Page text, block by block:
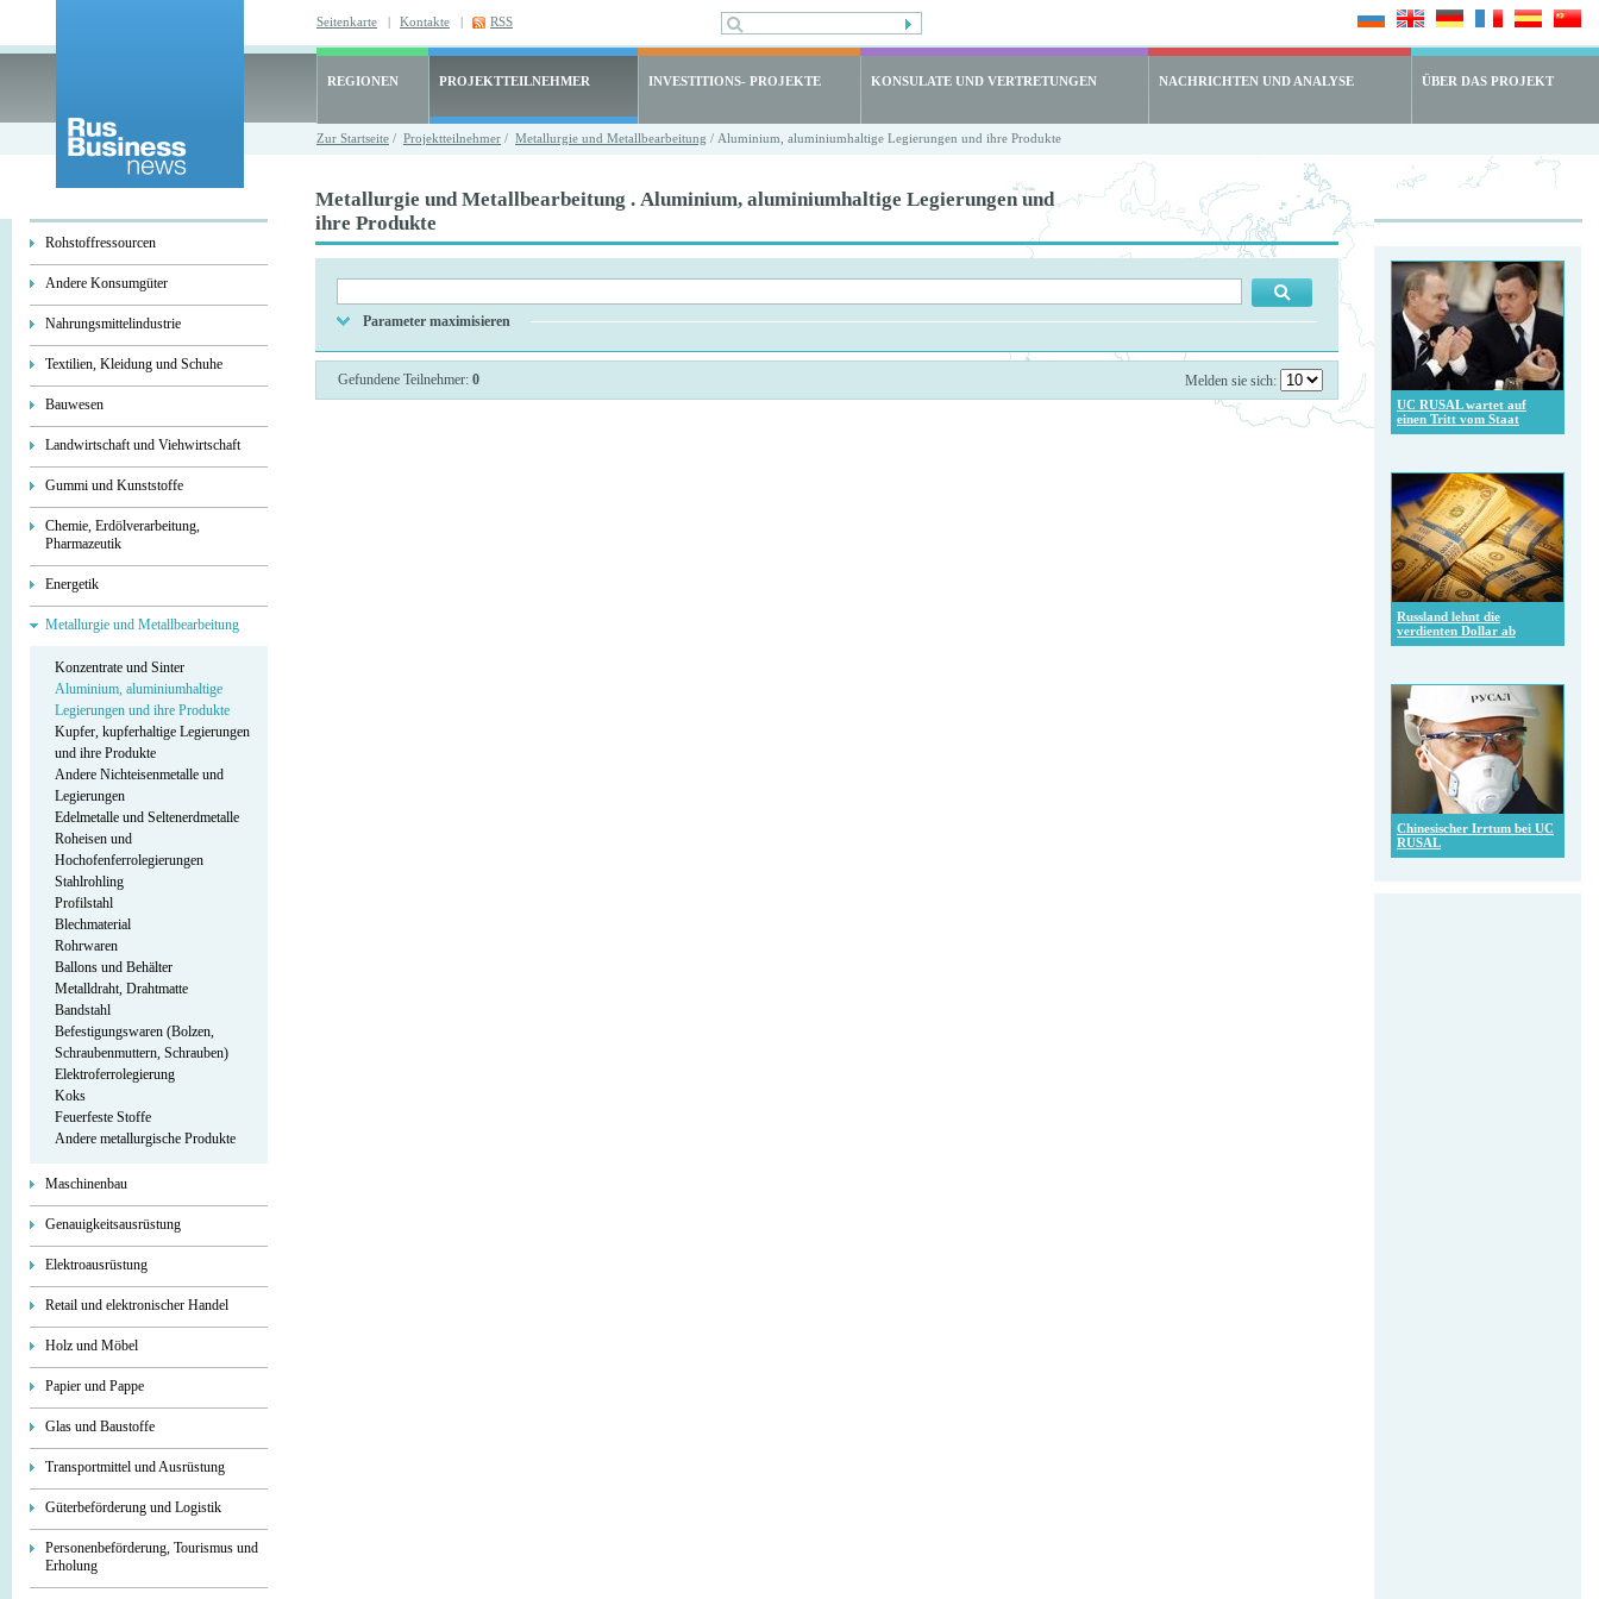
Seitenkarte | Kontakte | RSS
REGIONEN PROJEKTTEILNEHMER INVESTITIONS- PROJEKTE KONSULATE UND VERTRETUNGEN NACHRICHTEN UND ANALYSE ÜBER DAS PROJEKT
Zur Startseite / Projektteilnehmer / Metallurgie und Metallbearbeitung / Aluminium, aluminiumhaltige Legierungen und ihre Produkte
Rohstoffressourcen
Andere Konsumgüter
Nahrungsmittelindustrie
Textilien, Kleidung und Schuhe
Bauwesen
Landwirtschaft und Viehwirtschaft
Gummi und Kunststoffe
Chemie, Erdölverarbeitung,
Pharmazeutik
Energetik
Metallurgie und Metallbearbeitung
Konzentrate und Sinter
Aluminium, aluminiumhaltige
Legierungen und ihre Produkte
Kupfer, kupferhaltige Legierungen
und ihre Produkte
Andere Nichteisenmetalle und
Legierungen
Edelmetalle und Seltenerdmetalle
Roheisen und
Hochofenferrolegierungen
Stahlrohling
Profilstahl
Blechmaterial
Rohrwaren
Ballons und Behälter
Metalldraht, Drahtmatte
Bandstahl
Befestigungswaren (Bolzen,
Schraubenmuttern, Schrauben)
Elektroferrolegierung
Koks
Feuerfeste Stoffe
Andere metallurgische Produkte
Maschinenbau
Genauigkeitsausrüstung
Elektroausrüstung
Retail und elektronischer Handel
Holz und Möbel
Papier und Pappe
Glas und Baustoffe
Transportmittel und Ausrüstung
Güterbeförderung und Logistik
Personenbeförderung, Tourismus und
Erholung
Metallurgie und Metallbearbeitung . Aluminium, aluminiumhaltige Legierungen und
ihre Produkte
Parameter maximisieren
Gefundene Teilnehmer: 0 Melden sie sich:
UC RUSAL wartet auf
einen Tritt vom Staat
Russland lehnt die
verdienten Dollar ab
Chinesischer Irrtum bei UC
RUSAL